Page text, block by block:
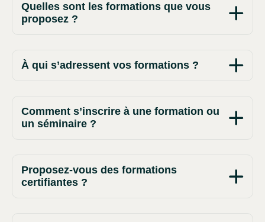
Quelles sont les formations que vous
proposez ?
À qui s’adressent vos formations ?
Comment s’inscrire à une formation ou
un séminaire ?
Proposez-vous des formations
certifiantes ?